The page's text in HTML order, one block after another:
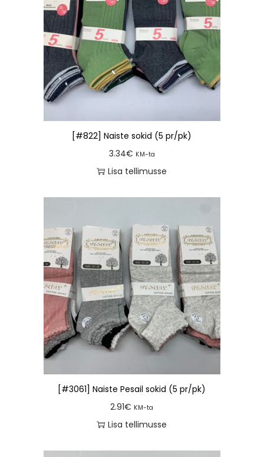
[#822] Naiste sokid (5 pr/pk)
3.34€ KM-ta
Lisa tellimusse
[#3061] Naiste Pesail sokid (5 pr/pk)
2.91€ KM-ta
Lisa tellimusse